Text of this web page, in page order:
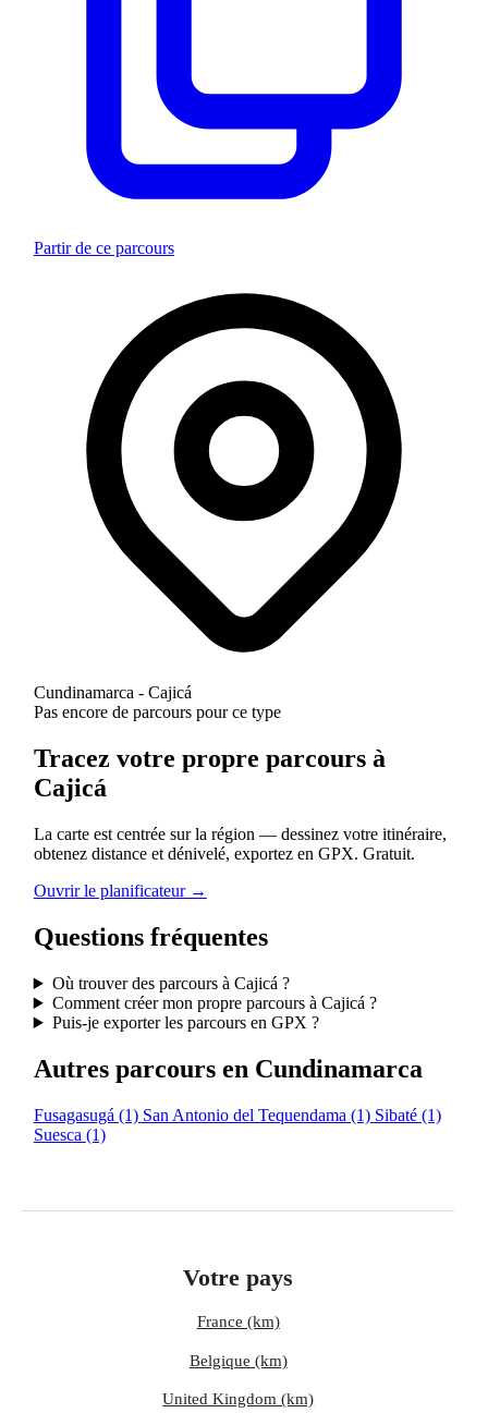
Partir de ce parcours
Cundinamarca - Cajicá
Pas encore de parcours pour ce type
Tracez votre propre parcours à
Cajicá
La carte est centrée sur la région — dessinez votre itinéraire,
obtenez distance et dénivelé, exportez en GPX. Gratuit.
Ouvrir le planificateur →
Questions fréquentes
Où trouver des parcours à Cajicá ?
Comment créer mon propre parcours à Cajicá ?
Puis-je exporter les parcours en GPX ?
Autres parcours en Cundinamarca
Fusagasugá (1) San Antonio del Tequendama (1) Sibaté (1)
Suesca (1)
Votre pays
France (km)
Belgique (km)
United Kingdom (km)